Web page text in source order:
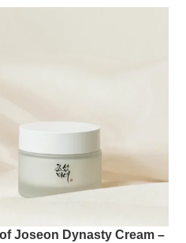
Joseon Dynasty Cream –